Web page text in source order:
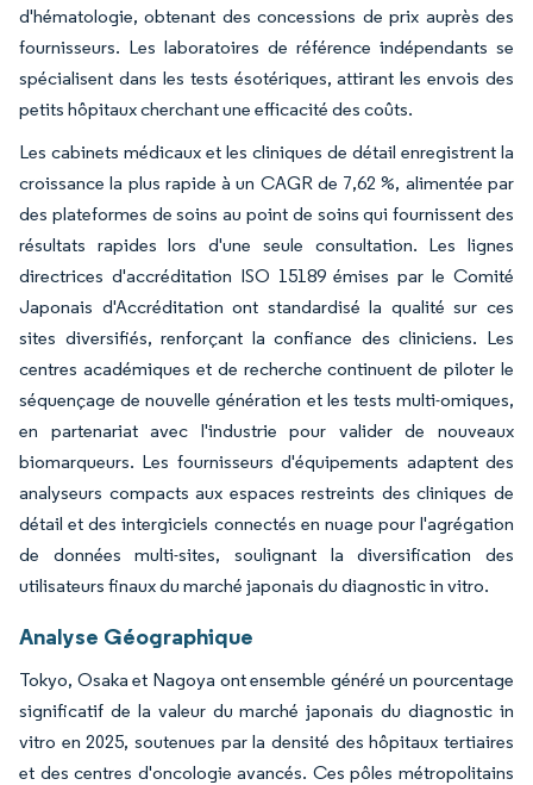
d'hématologie, obtenant des concessions de prix auprès des
fournisseurs. Les laboratoires de référence indépendants se
spécialisent dans les tests ésotériques, attirant les envois des
petits hôpitaux cherchant une efficacité des coûts.
Les cabinets médicaux et les cliniques de détail enregistrent la
croissance la plus rapide à un CAGR de 7,62 %, alimentée par
des plateformes de soins au point de soins qui fournissent des
résultats rapides lors d'une seule consultation. Les lignes
directrices d'accréditation ISO 15189 émises par le Comité
Japonais d'Accréditation ont standardisé la qualité sur ces
sites diversifiés, renforçant la confiance des cliniciens. Les
centres académiques et de recherche continuent de piloter le
séquençage de nouvelle génération et les tests multi-omiques,
en partenariat avec l'industrie pour valider de nouveaux
biomarqueurs. Les fournisseurs d'équipements adaptent des
analyseurs compacts aux espaces restreints des cliniques de
détail et des intergiciels connectés en nuage pour l'agrégation
de données multi-sites, soulignant la diversification des
utilisateurs finaux du marché japonais du diagnostic in vitro.
Analyse Géographique
Tokyo, Osaka et Nagoya ont ensemble généré un pourcentage
significatif de la valeur du marché japonais du diagnostic in
vitro en 2025, soutenues par la densité des hôpitaux tertiaires
et des centres d'oncologie avancés. Ces pôles métropolitains